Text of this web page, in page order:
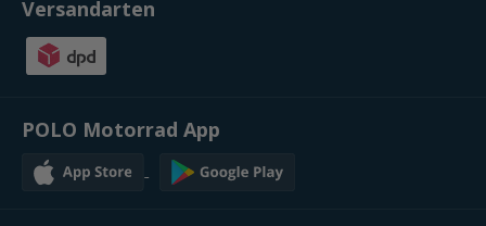
Versandarten
POLO Motorrad App